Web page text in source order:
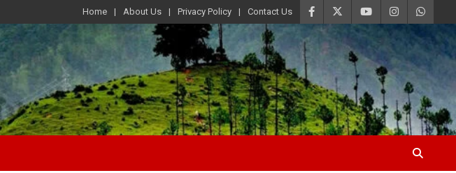
Home About Us Privacy Policy Contact Us